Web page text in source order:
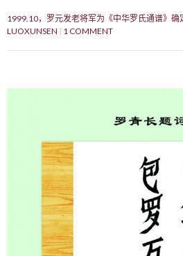
1999.10，罗元发老将军为《中华罗氏通谱》确
LUOXUNSEN
1 COMMENT